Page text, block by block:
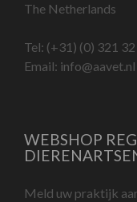
The Netherlands
Tel: (+31) (0) 321
Email: info@aavet.nl
WEBSHOP
Meld uw praktijk